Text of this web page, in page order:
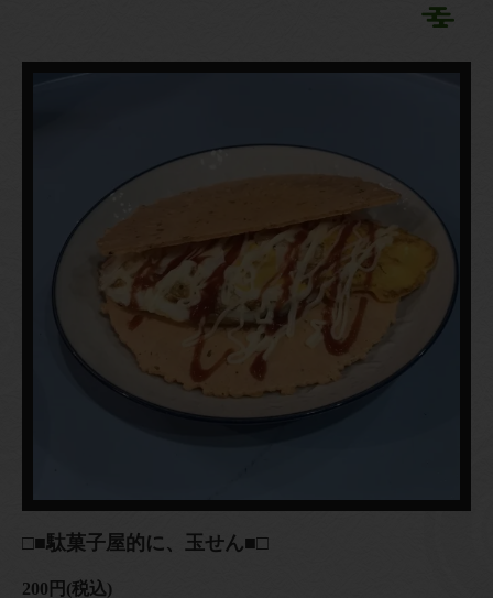
□■駄菓子屋的に、玉せん■□
200円 (税込)